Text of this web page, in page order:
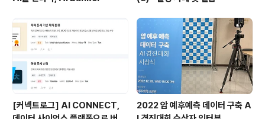
[커넥트로그] AI CONNECT,
2022 암 예후예측 데이터 구축 A